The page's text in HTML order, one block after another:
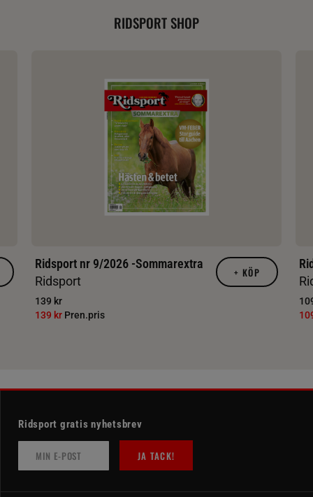
RIDSPORT SHOP
Ridsport nr 9/2026 -Sommarextra
Ridsport
139 kr
139 kr Pren.pris
+ KÖP
Ridsport gratis nyhetsbrev
JA TACK!